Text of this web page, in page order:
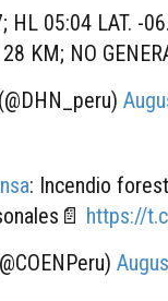
05:04 LAT. -
KM; NO
: Incendio
https://